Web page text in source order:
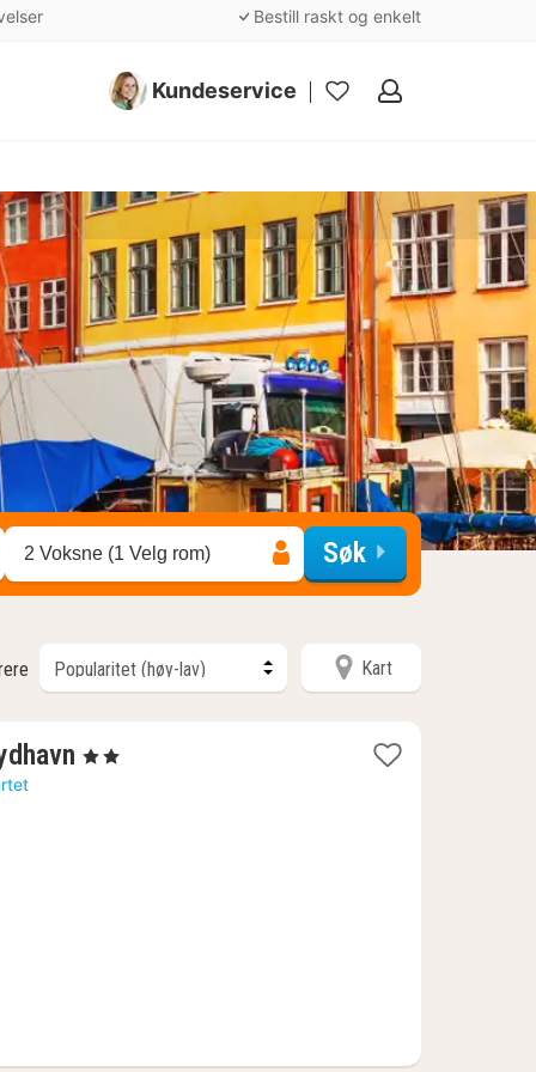
Bestill raskt og enkelt
Kundeservice
Mine
2 Voksne (1 Velg rom) Søk
Kart
1
, 2 Stjerner